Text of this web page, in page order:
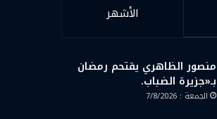
الأشهر
منصور الظاهري يقتحم رمضان
بـ«جزيرة الضباب.
الجمعة : 7/8/2026